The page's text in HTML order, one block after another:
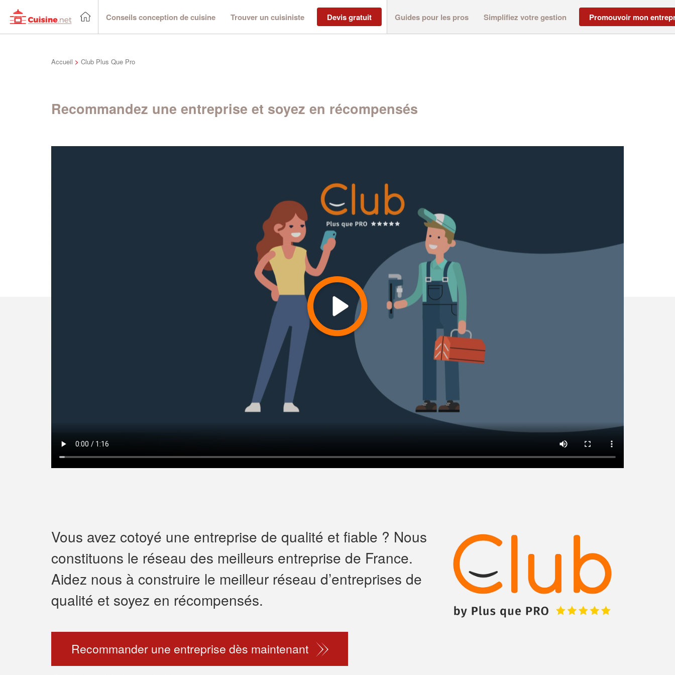
Conseils conception de cuisine Trouver un cuisiniste Devis gratuit Guides pour les pros Simplifiez votre gestion Promouvoir mon
Accueil > Club Plus Que Pro
Recommandez une entreprise et soyez en récompensés
Vous avez cotoyé une entreprise de qualité et fiable ? Nous
constituons le réseau des meilleurs entreprise de France.
Aidez nous à construire le meilleur réseau d’entreprises de
qualité et soyez en récompensés.
Recommander une entreprise dès maintenant
Vous êtes un
professionnel ?
Augmentez votrechiffre d'affaires